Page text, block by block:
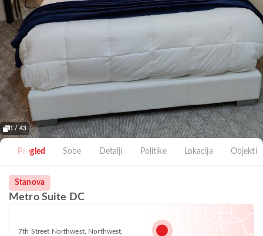
1 / 43
Pregled Sobe Detalji Politike Lokacija Objekti
Stanova
Metro Suite DC
7th Street Northwest, Northwest,